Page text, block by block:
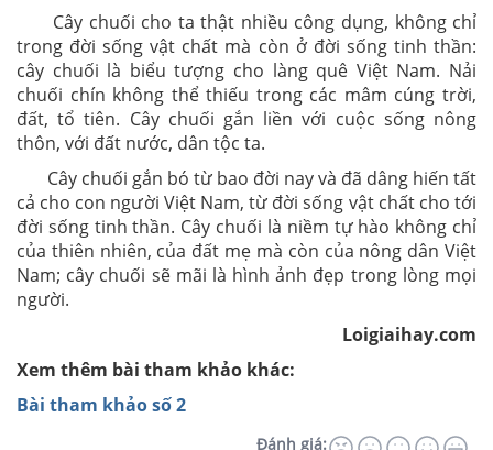
Cây chuối cho tathật nhiều công dụng, không chỉ
trong đời sống vật chất mà còn ở đời sống tinh thần:
cây chuối là biểutượng cho làng quê Việt Nam. Nải
chuối chín không thể thiếu trong các mâm cúng trời,
đất, tổ tiên. Cây chuối gắn liền với cuộc sống nông
thôn, với đất nước, dân tộc ta.
Cây chuối gắn bó từ bao đời nayvà đã dâng hiến tất
cả cho con người Việt Nam, từ đời sống vật chất cho tới
đời sống tinh thần. Cây chuối là niềm tự hào không chỉ
của thiên nhiên, của đất mẹ mà còn của nông dân Việt
Nam; cây chuối sẽ mãi là hình ảnh đẹp trong lòng mọi
người.
Loigiaihay.com
Xem thêm bài tham khảo khác:
Bài tham khảo số 2
Đánh giá: